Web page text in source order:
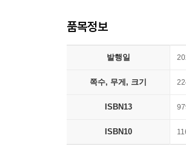
품목정보
발행일
쪽수, 무게, 크기
ISBN13
ISBN10